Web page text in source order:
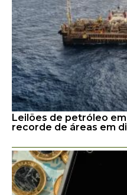
Leilões de petróleo
recorde de áreas em